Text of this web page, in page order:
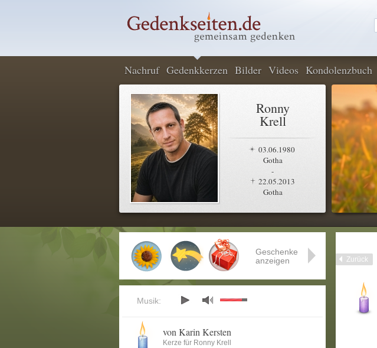
Nachruf Gedenkkerzen Bilder Videos Kondolenzbuch
Ronny
Krell
03.06.1980
Gotha
-
22.05.2013
Gotha
Zurück
Geschenke
anzeigen
Musik:
von Karin Kersten
Kerze für Ronny Krell